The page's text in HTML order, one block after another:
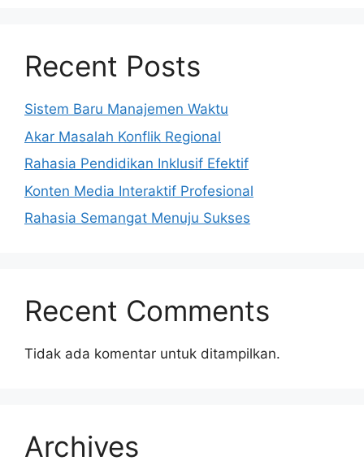
Recent Posts
Sistem Baru Manajemen Waktu
Akar Masalah Konflik Regional
Rahasia Pendidikan Inklusif Efektif
Konten Media Interaktif Profesional
Rahasia Semangat Menuju Sukses
Recent Comments
Tidak ada komentar untuk ditampilkan.
Archives